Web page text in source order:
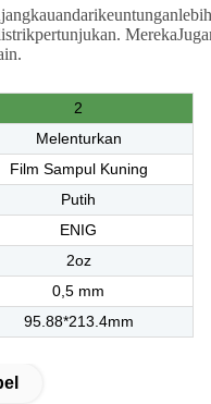
jangkauandarikeuntunganlebih
pertunjukan. MerekaJuga
.
2
Melenturkan
Film Sampul Kuning
Putih
ENIG
2oz
0,5 mm
95.88*213.4mm